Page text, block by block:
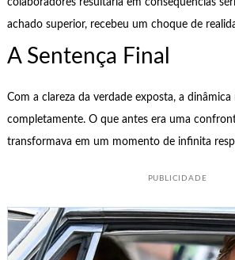
achado superior, recebeu um choque de
A Sentença Final
Com a clareza da verdade exposta, a dinâmica
completamente. O que antes era uma
transformava em um momento de infinita
PUBLICIDADE